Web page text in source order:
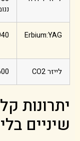
Erbium:YAG
לייזר CO2
יתרונות
שיניים